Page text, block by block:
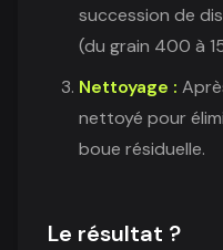
succession de
(du grain 400 à
Nettoyage :
nettoyé pour
boue résiduelle.
Le résultat ?